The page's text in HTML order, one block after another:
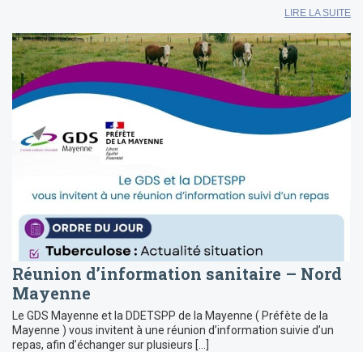
LIRE LA SUITE
Réunion d’information sanitaire – Nord
Mayenne
Le GDS Mayenne et la DDETSPP de la Mayenne ( Préfète de la
Mayenne ) vous invitent à une réunion d’information suivie d’un
repas, afin d’échanger sur plusieurs […]